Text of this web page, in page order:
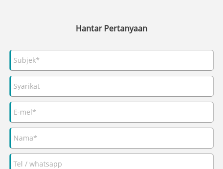
Hantar Pertanyaan